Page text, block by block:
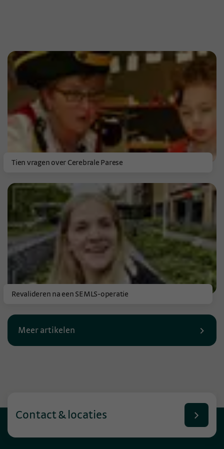
Tien vragen over Cerebrale Parese
Revalideren na een SEMLS-operatie
Meer artikelen
Contact & locaties